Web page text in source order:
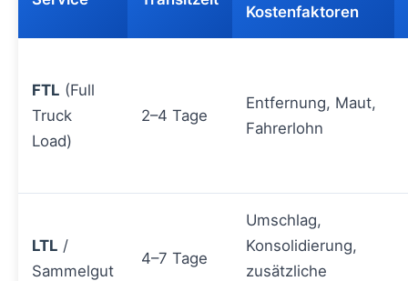
Kostenfaktoren
FTL (Full
Truck
Load)
2–4 Tage
Entfernung, Maut,
Fahrerlohn
LTL /
Sammelgut
4–7 Tage
Umschlag,
Konsolidierung,
zusätzliche